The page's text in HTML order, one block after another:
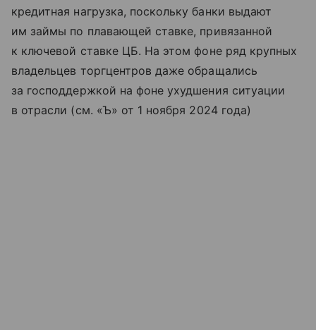
кредитная нагрузка, поскольку банки выдают
им займы по плавающей ставке, привязанной
к ключевой ставке ЦБ. На этом фоне ряд крупных
владельцев торгцентров даже обращались
за господдержкой на фоне ухудшения ситуации
в отрасли (см. «Ъ» от 1 ноября 2024 года)